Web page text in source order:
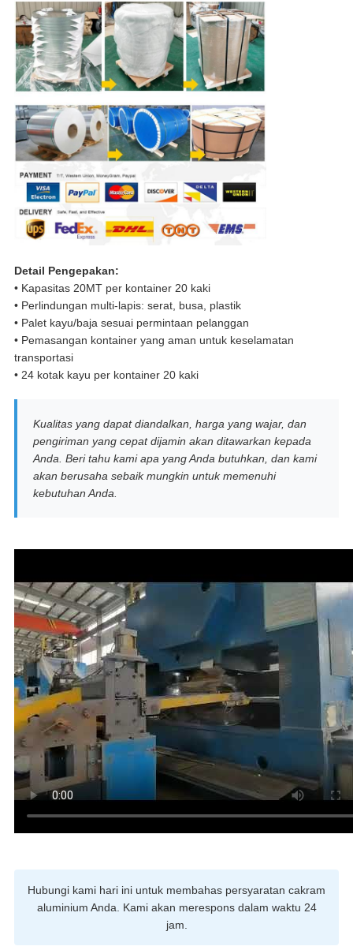
Detail Pengepakan:
• Kapasitas 20MT per kontainer 20 kaki
• Perlindungan multi-lapis: serat, busa, plastik
• Palet kayu/baja sesuai permintaan pelanggan
• Pemasangan kontainer yang aman untuk keselamatan
transportasi
• 24 kotak kayu per kontainer 20 kaki
Kualitas yang dapat diandalkan, harga yang wajar, dan
pengiriman yang cepat dijamin akan ditawarkan kepada
Anda. Beri tahu kami apa yang Anda butuhkan, dan kami
akan berusaha sebaik mungkin untuk memenuhi
kebutuhan Anda.
Hubungi kami hari ini untuk membahas persyaratan cakram
aluminium Anda. Kami akan merespons dalam waktu 24
jam.